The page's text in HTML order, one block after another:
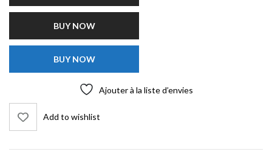
BUY NOW
BUY NOW
Ajouter à la liste d’envies
Add to wishlist